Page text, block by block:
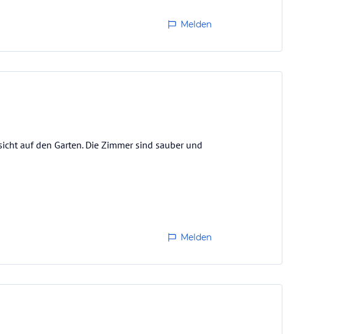
Melden
auf den Garten. Die Zimmer sind sauber und
Melden